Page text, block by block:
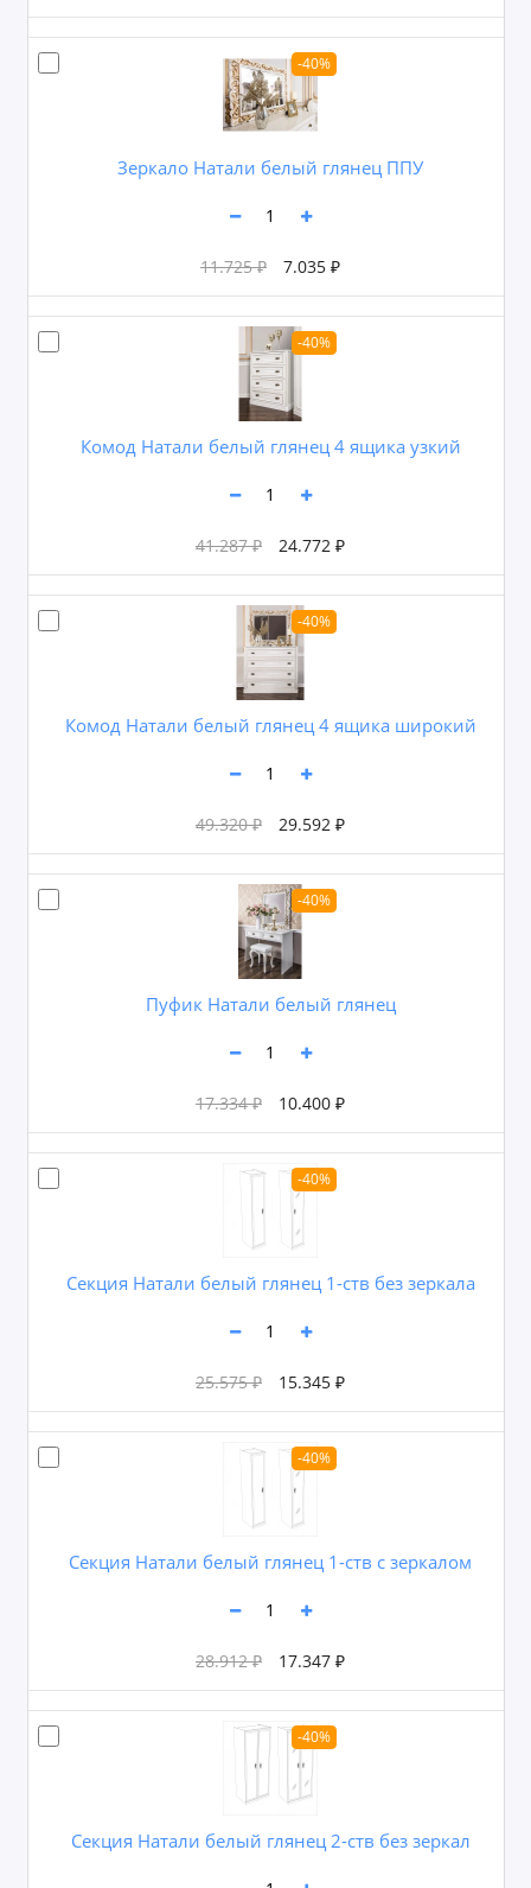
-40%
Зеркало Натали белый глянец ППУ
11.725 ₽ 7.035 ₽
-40%
Комод Натали белый глянец 4 ящика узкий
41.287 ₽ 24.772 ₽
-40%
Комод Натали белый глянец 4 ящика широкий
49.320 ₽ 29.592 ₽
-40%
Пуфик Натали белый глянец
17.334 ₽ 10.400 ₽
-40%
Секция Натали белый глянец 1-ств без зеркала
25.575 ₽ 15.345 ₽
-40%
Секция Натали белый глянец 1-ств с зеркалом
28.912 ₽ 17.347 ₽
-40%
Секция Натали белый глянец 2-ств без зеркал